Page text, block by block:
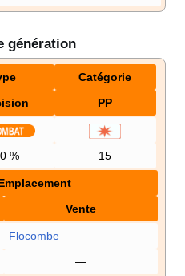
génération
Catégorie
PP
% 15
Vente
Flocombe
—